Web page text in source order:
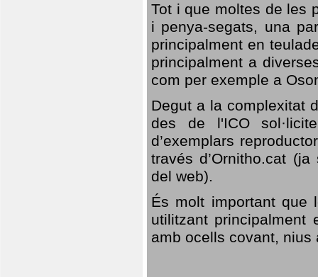
Tot i que moltes de les
i penya-segats, una
principalment en
principalment a
com per exemple a
Degut a la complexitat
des de l'ICO
d’exemplars
través d’Ornitho.cat
del web).
És molt important que
utilitzant
amb ocells covant,